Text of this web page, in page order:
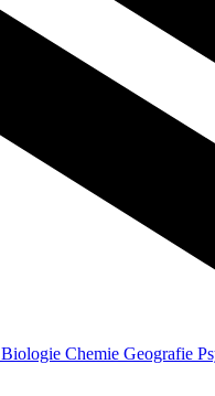
Biologie Chemie Geografie